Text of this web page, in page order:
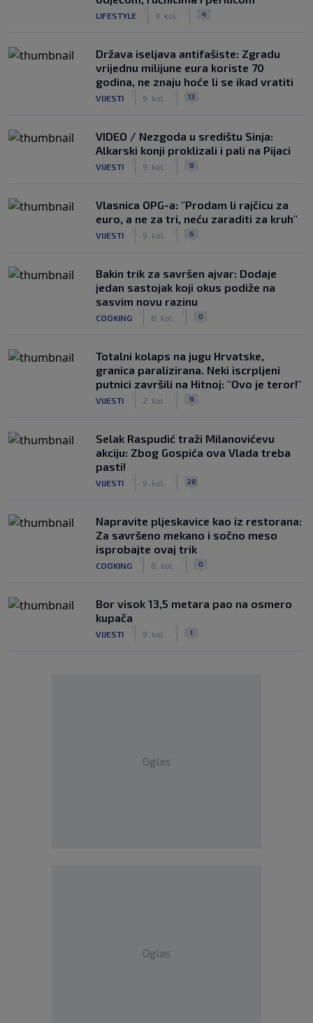
LIFESTYLE 9. kol. 4
Država iseljava antifašiste: Zgradu
vrijednu milijune eura koriste 70
godina, ne znaju hoće li se ikad vratiti
VIJESTI 9. kol. 13
VIDEO / Nezgoda u središtu Sinja:
Alkarski konji proklizali i pali na Pijaci
VIJESTI 9. kol. 8
Vlasnica OPG-a: "Prodam li rajčicu za
euro, a ne za tri, neću zaraditi za kruh"
VIJESTI 9. kol. 6
Bakin trik za savršen ajvar: Dodaje
jedan sastojak koji okus podiže na
sasvim novu razinu
COOKING 8. kol. 0
Totalni kolaps na jugu Hrvatske,
granica paralizirana. Neki iscrpljeni
putnici završili na Hitnoj: "Ovo je teror!"
VIJESTI 2. kol. 9
Selak Raspudić traži Milanovićevu
akciju: Zbog Gospića ova Vlada treba
pasti!
VIJESTI 9. kol. 28
Napravite pljeskavice kao iz restorana:
Za savršeno mekano i sočno meso
isprobajte ovaj trik
COOKING 8. kol. 0
Bor visok 13,5 metara pao na osmero
kupača
VIJESTI 9. kol. 1
Oglas
Oglas